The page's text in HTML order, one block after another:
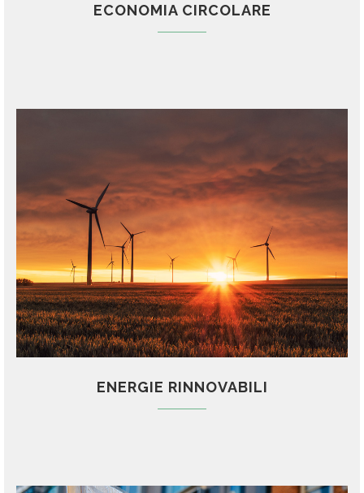
ECONOMIA CIRCOLARE
ENERGIE RINNOVABILI